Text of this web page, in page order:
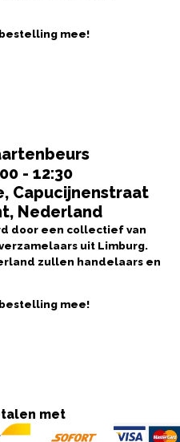
mee!
- 12:30
Capucijnenstraat
Nederland
door een collectief van
uit Limburg.
zullen handelaars en
mee!
met